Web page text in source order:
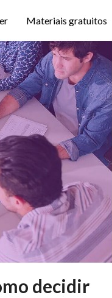
Materiais gratuitos
decidir